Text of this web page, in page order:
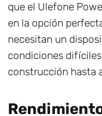
que el Ulefone
en la opción
necesitan un
condiciones
construcción hasta